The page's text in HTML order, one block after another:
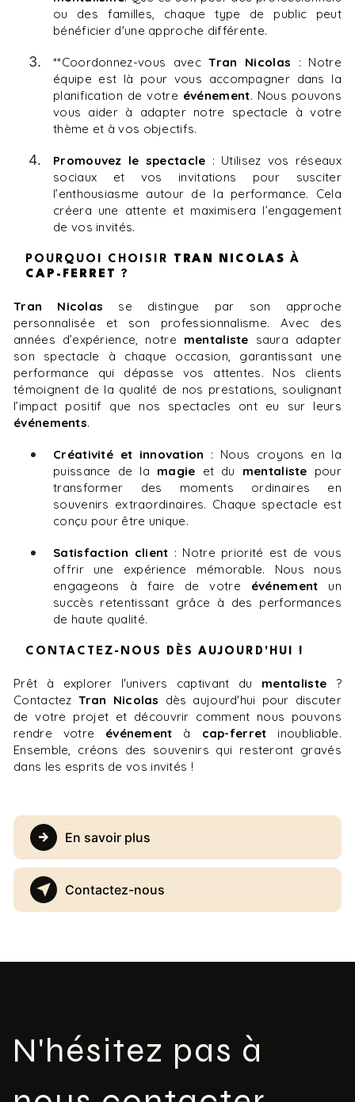
ou des familles, chaque type de public peut
bénéficier d'une approche différente.
**Coordonnez-vous avecTran Nicolas : Notre
équipe est là pour vous accompagner dans la
planification de votre événement. Nous pouvons
vous aider à adapter notre spectacle à votre
thème et à vos objectifs.
Promouvez le spectacle : Utilisez vos réseaux
sociaux et vos invitations pour susciter
l’enthousiasme autour de la performance. Cela
créera une attente et maximisera l’engagement
de vos invités.
POURQUOI CHOISIR TRAN NICOLAS À
CAP-FERRET ?
Tran Nicolas se distingue par son approche
personnalisée et son professionnalisme. Avec des
années d’expérience, notre mentaliste saura adapter
son spectacle à chaque occasion, garantissant une
performance qui dépasse vos attentes. Nos clients
témoignent de la qualité de nos prestations, soulignant
l’impact positif que nos spectacles ont eu sur leurs
événements.
Créativité et innovation : Nous croyons en la
puissance de la magie et du mentaliste pour
transformer des moments ordinaires en
souvenirs extraordinaires. Chaque spectacle est
conçu pour être unique.
Satisfaction client : Notre priorité est de vous
offrir une expérience mémorable. Nous nous
engageons à faire de votre événement un
succès retentissant grâce à des performances
de haute qualité.
CONTACTEZ-NOUS DÈS AUJOURD'HUI !
Prêt à explorer l'univers captivant du mentaliste ?
Contactez Tran Nicolas dès aujourd'hui pour discuter
de votre projet et découvrir comment nous pouvons
rendre votre événement à cap-ferret inoubliable.
Ensemble, créons des souvenirs qui resteront gravés
dans les esprits de vos invités !
En savoir plus
Contactez-nous
N'hésitez pas à